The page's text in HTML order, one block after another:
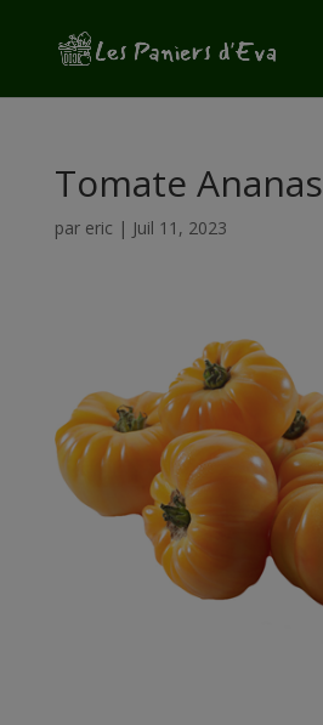
Tomate Ananas
par eric | Juil 11, 2023